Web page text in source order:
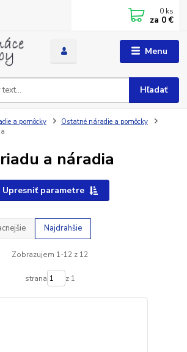
Menu
Hľadať
0 ks
za 0 €
a pomôcky
Ostatné náradie a pomôcky
a náradia
Upresniť parametre
Najdrahšie
Zobrazujem 1-12 z 12
strana z 1